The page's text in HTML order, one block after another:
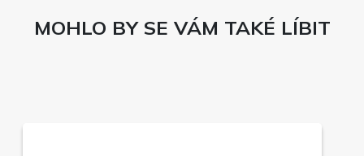
MOHLO BY SE VÁM TAKÉ LÍBIT